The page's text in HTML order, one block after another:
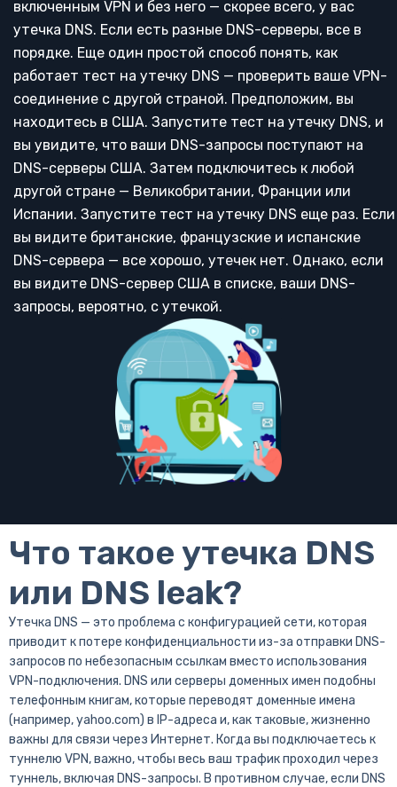
включенным VPN и без него — скорее всего, у вас
утечка DNS. Если есть разные DNS-серверы, все в
порядке. Еще один простой способ понять, как
работает тест на утечку DNS — проверить ваше VPN-
соединение с другой страной. Предположим, вы
находитесь в США. Запустите тест на утечку DNS, и
вы увидите, что ваши DNS-запросы поступают на
DNS-серверы США. Затем подключитесь к любой
другой стране — Великобритании, Франции или
Испании. Запустите тест на утечку DNS еще раз. Если
вы видите британские, французские и испанские
DNS-сервера — все хорошо, утечек нет. Однако, если
вы видите DNS-сервер США в списке, ваши DNS-
запросы, вероятно, с утечкой.
Что такое утечка DNS
или DNS leak?
Утечка DNS — это проблема с конфигурацией сети, которая
приводит к потере конфиденциальности из-за отправки DNS-
запросов по небезопасным ссылкам вместо использования
VPN-подключения. DNS или серверы доменных имен подобны
телефонным книгам, которые переводят доменные имена
(например, yahoo.com) в IP-адреса и, как таковые, жизненно
важны для связи через Интернет. Когда вы подключаетесь к
туннелю VPN, важно, чтобы весь ваш трафик проходил через
туннель, включая DNS-запросы. В противном случае, если DNS